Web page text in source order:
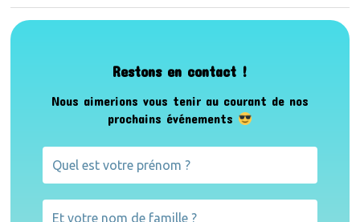
Restons en contact !
Nous aimerions vous tenir au courant de nos
prochains événements